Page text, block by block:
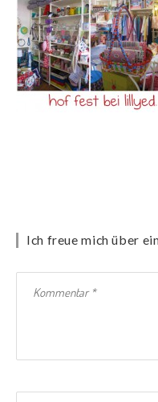
Ich freue mich über